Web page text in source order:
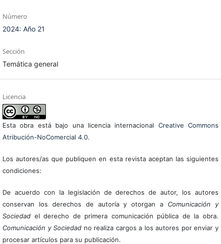
Número
2024: Año 21
Sección
Temática general
Licencia
Esta obra está bajo una licencia internacional Creative Commons
Atribución-NoComercial 4.0.
Los autores/as que publiquen en esta revista aceptan las siguientes
condiciones:
De acuerdo con la legislación de derechos de autor, los autores
conservan los derechos de autoría y otorgan a Comunicación y
Sociedadel derecho de primera comunicación pública de la obra.
Comunicación y Sociedad no realiza cargos a los autores por enviar y
procesar artículos para su publicación.